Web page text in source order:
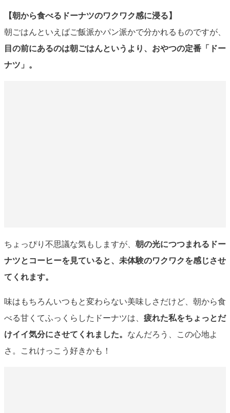
【朝から食べるドーナツのワクワク感に浸る】
朝ごはんといえばご飯派かパン派かで分かれるものですが、
目の前にあるのは朝ごはんというより、おやつの定番「ドー
ナツ」。
ちょっぴり不思議な気もしますが、 朝の光につつまれるドー
ナツとコーヒーを見ていると、未体験のワクワクを感じさせ
てくれます。
味はもちろんいつもと変わらない美味しさだけど、朝から食
べる甘くてふっくらしたドーナツは、 疲れた私をちょっとだ
けイイ気分にさせてくれました。 なんだろう、この心地よ
さ。これけっこう好きかも！